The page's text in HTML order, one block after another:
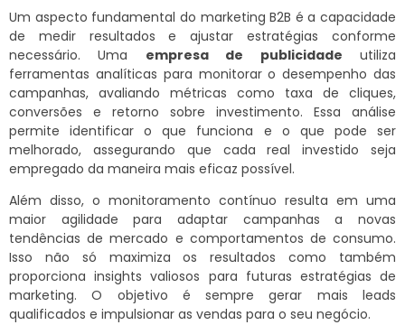
Um aspecto fundamental do marketing B2B é a capacidade
de medir resultados e ajustar estratégias conforme
necessário. Uma empresa de publicidade utiliza
ferramentas analíticas para monitorar o desempenho das
campanhas, avaliando métricas como taxa de cliques,
conversões e retorno sobre investimento. Essa análise
permite identificar o que funciona e o que pode ser
melhorado, assegurando que cada real investido seja
empregado da maneira mais eficaz possível.
Além disso, o monitoramento contínuo resulta em uma
maior agilidade para adaptar campanhas a novas
tendências de mercado e comportamentos de consumo.
Isso não só maximiza os resultados como também
proporciona insights valiosos para futuras estratégias de
marketing. O objetivo é sempre gerar mais leads
qualificados e impulsionar as vendas para o seu negócio.